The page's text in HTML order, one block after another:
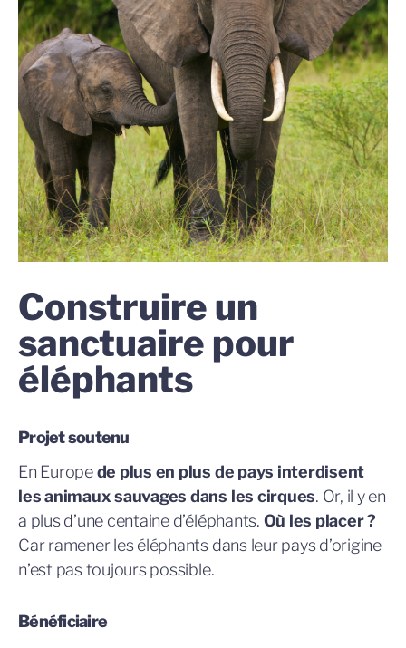
Construire un
sanctuaire pour
éléphants
Projet soutenu
En Europede plus en plus de pays interdisent
les animaux sauvages dans les cirques. Or, il y en
a plus d’une centaine d’éléphants. Où les placer ?
Car ramener les éléphants dans leur pays d’origine
n’est pas toujours possible.
Bénéficiaire